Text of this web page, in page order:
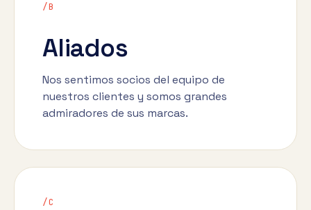
/B
Aliados
Nos sentimos socios del equipo de
nuestros clientes y somos grandes
admiradores de sus marcas.
/C